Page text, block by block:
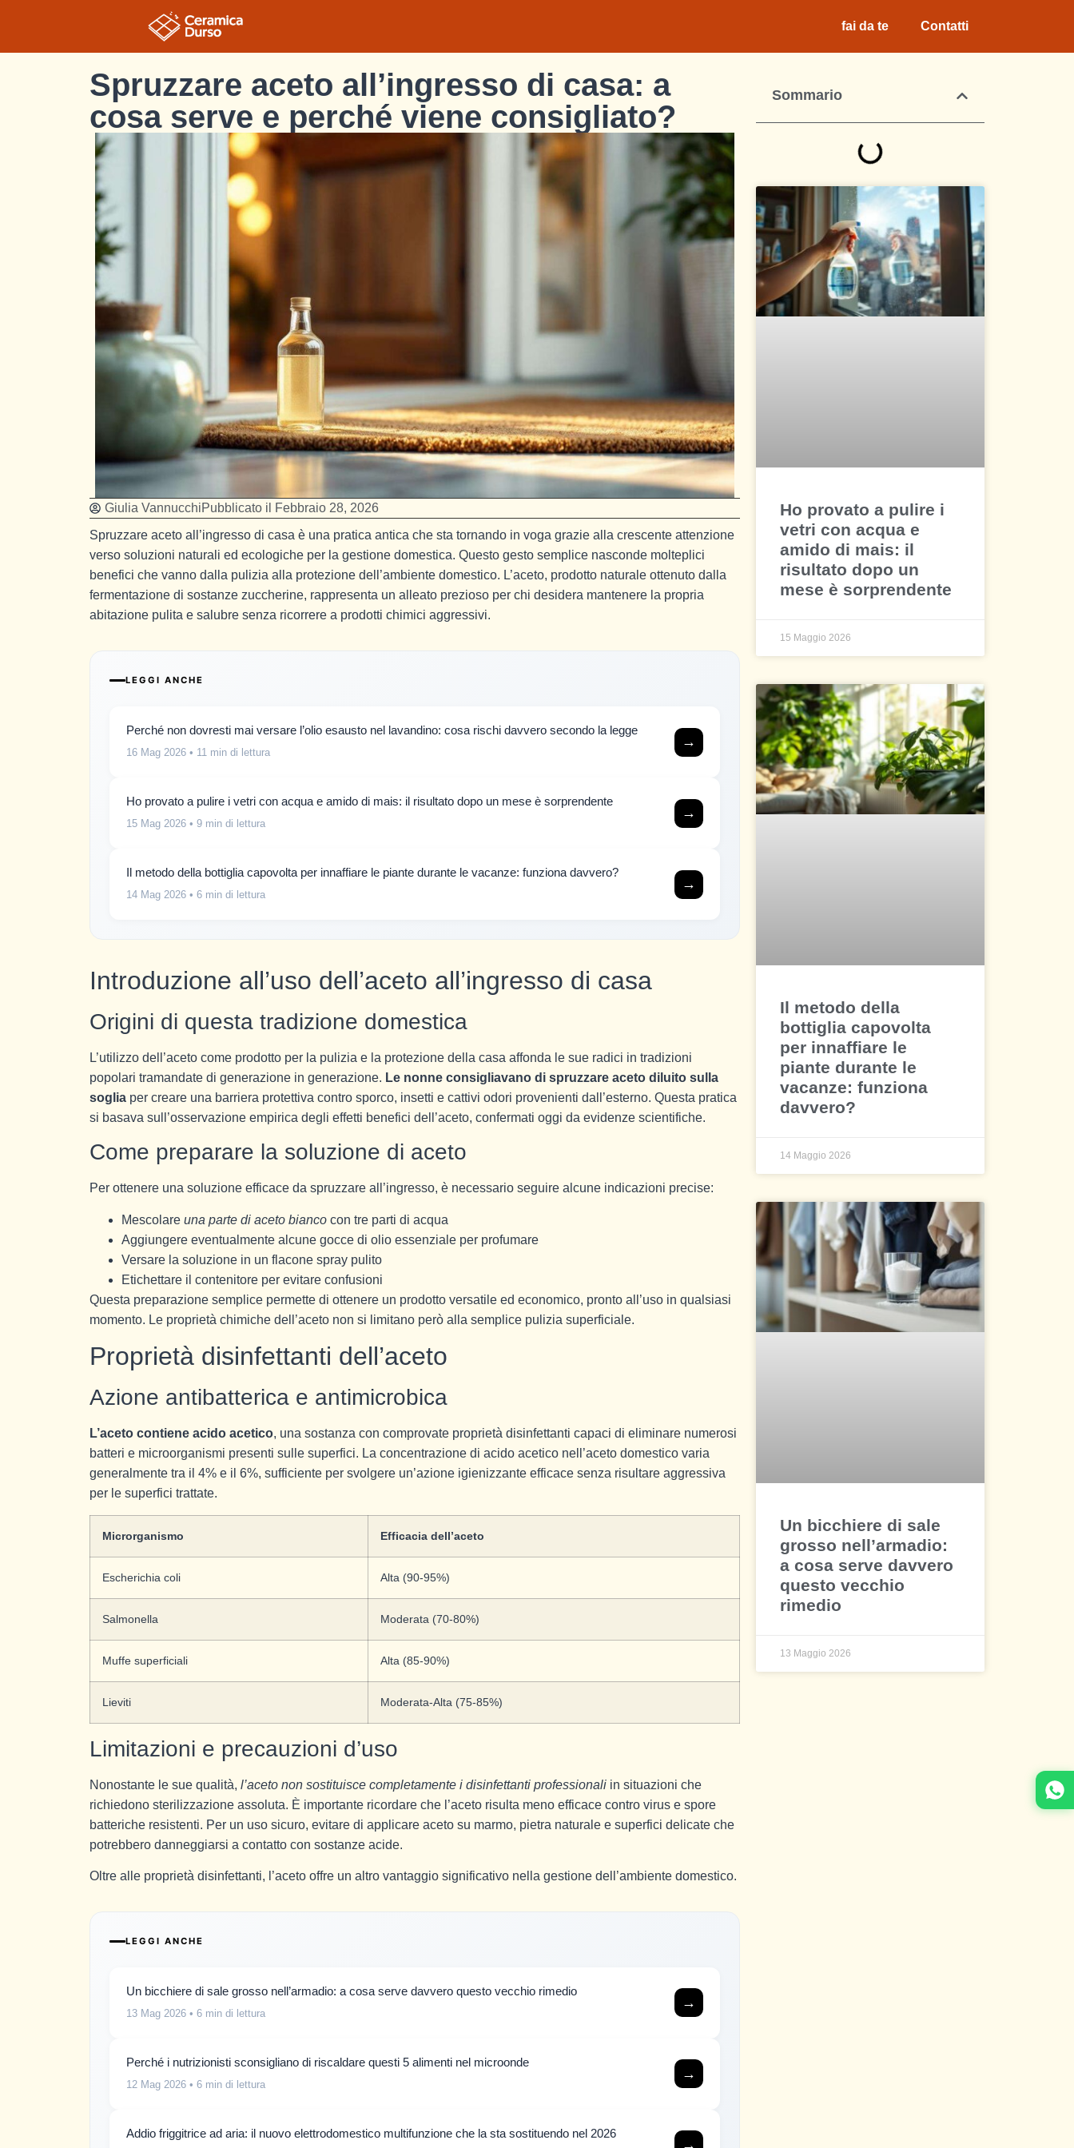
fai da te Contatti
Sommario
Ho provato a pulire i
vetri con acqua e
amido di mais: il
risultato dopo un
mese è sorprendente
15 Maggio 2026
Il metodo della
bottiglia capovolta
per innaffiare le
piante durante le
vacanze: funziona
davvero?
14 Maggio 2026
Un bicchiere di sale
grosso nell’armadio:
a cosa serve davvero
questo vecchio
rimedio
13 Maggio 2026
Spruzzare aceto all’ingresso di casa: a
cosa serve e perché viene consigliato?
Giulia VannucchiPubblicato il
Febbraio 28, 2026
Spruzzare aceto all’ingresso di casa è una pratica antica che sta tornando in voga grazie alla crescente attenzione
verso soluzioni naturali ed ecologiche per la gestione domestica. Questo gesto semplice nasconde molteplici
benefici che vanno dalla pulizia alla protezione dell’ambiente domestico. L’aceto, prodotto naturale ottenuto dalla
fermentazione di sostanze zuccherine, rappresenta un alleato prezioso per chi desidera mantenere la propria
abitazione pulita e salubre senza ricorrere a prodotti chimici aggressivi.
LEGGI ANCHE
Perché non dovresti mai versare l’olio esausto nel lavandino: cosa rischi davvero secondo la legge
16 Mag 2026 • 11 min di lettura
→
Ho provato a pulire i vetri con acqua e amido di mais: il risultato dopo un mese è sorprendente
15 Mag 2026 • 9 min di lettura
→
Il metodo della bottiglia capovolta per innaffiare le piante durante le vacanze: funziona davvero?
14 Mag 2026 • 6 min di lettura
→
Introduzione all’uso dell’aceto all’ingresso di casa
Origini di questa tradizione domestica
L’utilizzo dell’aceto come prodotto per la pulizia e la protezione della casa affonda le sue radici in tradizioni
popolari tramandate di generazione in generazione. Le nonne consigliavano di spruzzare aceto diluito sulla
soglia per creare una barriera protettiva contro sporco, insetti e cattivi odori provenienti dall’esterno. Questa pratica
si basava sull’osservazione empirica degli effetti benefici dell’aceto, confermati oggi da evidenze scientifiche.
Come preparare la soluzione di aceto
Per ottenere una soluzione efficace da spruzzare all’ingresso, è necessario seguire alcune indicazioni precise:
Mescolare una parte di aceto bianco con tre parti di acqua
Aggiungere eventualmente alcune gocce di olio essenziale per profumare
Versare la soluzione in un flacone spray pulito
Etichettare il contenitore per evitare confusioni
Questa preparazione semplice permette di ottenere un prodotto versatile ed economico, pronto all’uso in qualsiasi
momento. Le proprietà chimiche dell’aceto non si limitano però alla semplice pulizia superficiale.
Proprietà disinfettanti dell’aceto
Azione antibatterica e antimicrobica
L’aceto contiene acido acetico, una sostanza con comprovate proprietà disinfettanti capaci di eliminare numerosi
batteri e microorganismi presenti sulle superfici. La concentrazione di acido acetico nell’aceto domestico varia
generalmente tra il 4% e il 6%, sufficiente per svolgere un’azione igienizzante efficace senza risultare aggressiva
per le superfici trattate.
Microrganismo Efficacia dell’aceto
Escherichia coli Alta (90-95%)
Salmonella Moderata (70-80%)
Muffe superficiali Alta (85-90%)
Lieviti Moderata-Alta (75-85%)
Limitazioni e precauzioni d’uso
Nonostante le sue qualità, l’aceto non sostituisce completamente i disinfettanti professionali in situazioni che
richiedono sterilizzazione assoluta. È importante ricordare che l’aceto risulta meno efficace contro virus e spore
batteriche resistenti. Per un uso sicuro, evitare di applicare aceto su marmo, pietra naturale e superfici delicate che
potrebbero danneggiarsi a contatto con sostanze acide.
Oltre alle proprietà disinfettanti, l’aceto offre un altro vantaggio significativo nella gestione dell’ambiente domestico.
LEGGI ANCHE
Un bicchiere di sale grosso nell’armadio: a cosa serve davvero questo vecchio rimedio
13 Mag 2026 • 6 min di lettura
→
Perché i nutrizionisti sconsigliano di riscaldare questi 5 alimenti nel microonde
12 Mag 2026 • 6 min di lettura
→
Addio friggitrice ad aria: il nuovo elettrodomestico multifunzione che la sta sostituendo nel 2026
→